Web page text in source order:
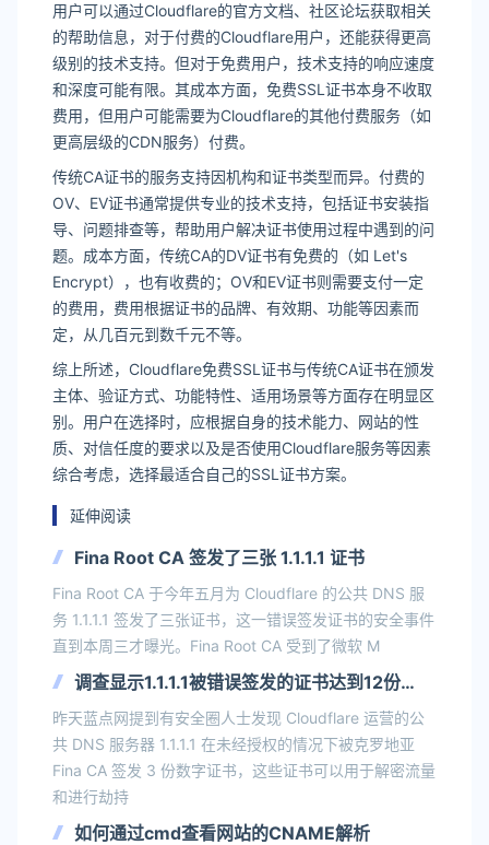
用户可以通过Cloudflare的官方文档、社区论坛获取相关
的帮助信息，对于付费的Cloudflare用户，还能获得更高
级别的技术支持。但对于免费用户，技术支持的响应速度
和深度可能有限。其成本方面，免费SSL证书本身不收取
费用，但用户可能需要为Cloudflare的其他付费服务（如
更高层级的CDN服务）付费。
传统CA证书的服务支持因机构和证书类型而异。付费的
OV、EV证书通常提供专业的技术支持，包括证书安装指
导、问题排查等，帮助用户解决证书使用过程中遇到的问
题。成本方面，传统CA的DV证书有免费的（如 Let's
Encrypt），也有收费的；OV和EV证书则需要支付一定
的费用，费用根据证书的品牌、有效期、功能等因素而
定，从几百元到数千元不等。
综上所述，Cloudflare免费SSL证书与传统CA证书在颁发
主体、验证方式、功能特性、适用场景等方面存在明显区
别。用户在选择时，应根据自身的技术能力、网站的性
质、对信任度的要求以及是否使用Cloudflare服务等因素
综合考虑，选择最适合自己的SSL证书方案。
延伸阅读
Fina Root CA 签发了三张 1.1.1.1 证书
Fina Root CA 于今年五月为 Cloudflare 的公共 DNS 服
务 1.1.1.1 签发了三张证书，这一错误签发证书的安全事件
直到本周三才曝光。Fina Root CA 受到了微软 M
调查显示1.1.1.1被错误签发的证书达到12份
Cloudflare承认未能关注CT日志
昨天蓝点网提到有安全圈人士发现 Cloudflare 运营的公
共 DNS 服务器 1.1.1.1 在未经授权的情况下被克罗地亚
Fina CA 签发 3 份数字证书，这些证书可以用于解密流量
和进行劫持
如何通过cmd查看网站的CNAME解析